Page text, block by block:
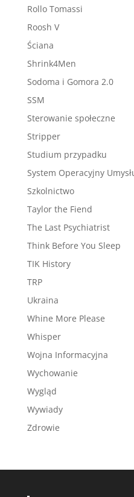
Rollo Tomassi
Roosh V
Ściana
Shrink4Men
Sodoma i Gomora 2.0
SSM
Sterowanie społeczne
Stripper
Studium przypadku
System Operacyjny
Szkolnictwo
Taylor the Fiend
The Last Psychiatrist
Think Before You Sleep
TIK History
TRP
Ukraina
Whine More Please
Whisper
Wojna Informacyjna
Wychowanie
Wygląd
Wywiady
Zdrowie